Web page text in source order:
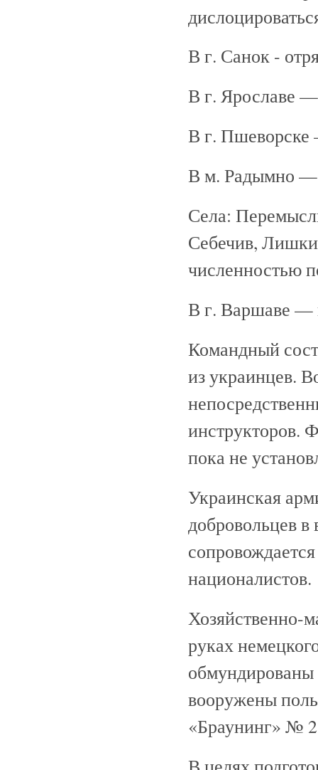
В г. Санок -
В г. Ярославе
В г. Пшеворске
В м. Радымно —
Села:
Себечив,
численностью
В г. Варшаве —
Командный
из украинцев.
инструкторов.
пока не
Украинская
добровольцев в
националистов.
Хозяйственно-
руках
вооружены
«Браунинг» №